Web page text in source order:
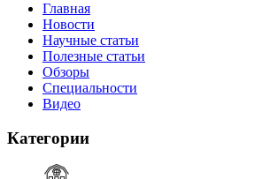
Главная
Новости
Научные статьи
Полезные статьи
Обзоры
Специальности
Видео
Категории